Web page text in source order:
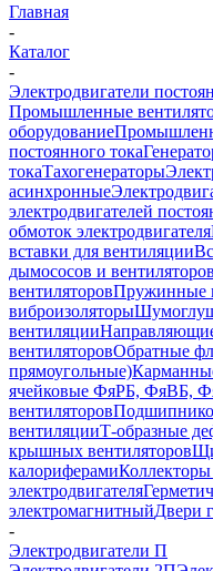
Главная
-
Каталог
-
Электродвигатели
Промышленные
оборудование
постоянного тока
токаТахогенераторы
асинхронные
электродвигателей
обмоток электродвигателя
вставки для вентиляции
дымососов и вентиляторов
вентиляторовПружинные
виброизоляторы
вентиляции
вентиляторовОбратные
прямоугольные)
ячейковые ФяРБ, ФяВБ,
вентиляторов
вентиляцииТ-образные
крышных вентиляторов
калориферамиКоллекторы
электродвигателя
электромагнитныйДвери
-
Электродвигатели П